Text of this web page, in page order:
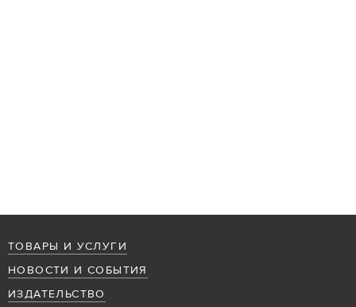
ТОВАРЫ И УСЛУГИ
НОВОСТИ И СОБЫТИЯ
ИЗДАТЕЛЬСТВО